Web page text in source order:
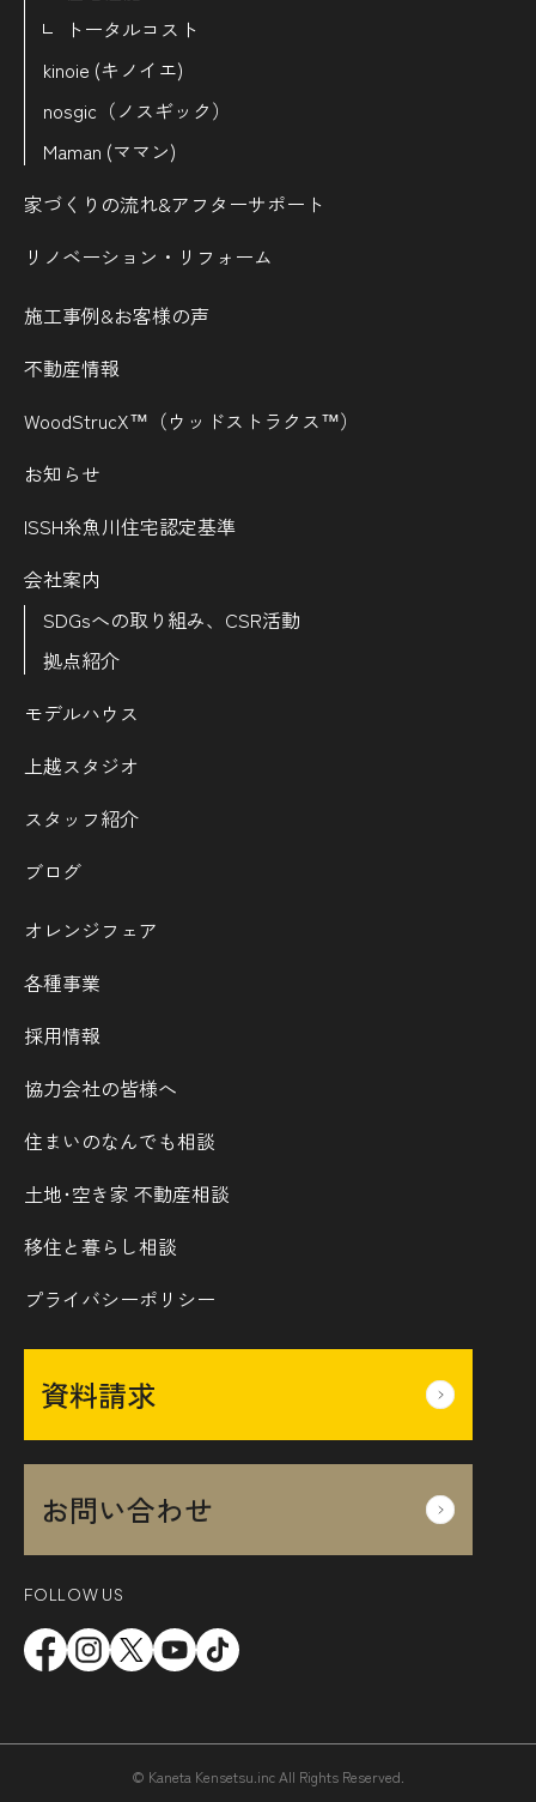
トータルコスト
kinoie (キノイエ)
nosgic（ノスギック）
Maman (ママン)
家づくりの流れ&アフターサポート
リノベーション・リフォーム
施工事例&お客様の声
不動産情報
WoodStrucX™（ウッドストラクス™）
お知らせ
ISSH糸魚川住宅認定基準
会社案内
SDGsへの取り組み、CSR活動
拠点紹介
モデルハウス
上越スタジオ
スタッフ紹介
ブログ
オレンジフェア
各種事業
採用情報
協力会社の皆様へ
住まいのなんでも相談
土地･空き家 不動産相談
移住と暮らし相談
プライバシーポリシー
資料請求
お問い合わせ
FOLLOW US
© Kaneta Kensetsu.inc All Rights Reserved.